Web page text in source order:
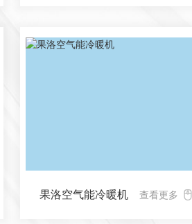
果洛空气能冷暖机 查看更多